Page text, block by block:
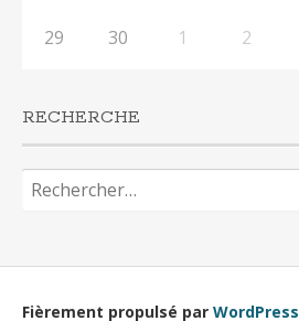
29 30 1 2
RECHERCHE
Rechercher :
Fièrement propulsé par WordPress